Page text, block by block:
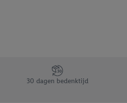
30 dagen bedenktijd